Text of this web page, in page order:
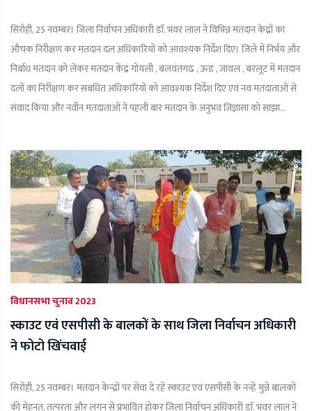
सिरोही, 25 नवम्बर। जिला निर्वाचन अधिकारी डाॅ. भंवर लाल ने विभिन्न मतदान केद्रों का
औचक निरीक्षण कर मतदान दल अधिकारियों को आवश्यक निर्देश दिए। जिले में निर्भय और
निर्बाध मतदान को लेकर मतदान केंद्र गोयली , बलवंतगढ , ऊड , जावल , बरलूट में मतदान
दलों का निरीक्षण कर सबंधित अधिकारियों को आवश्यक निर्देश दिए एवं नव मतदाताओं से
संवाद किया और नवीन मतदाताओं ने पहली बार मतदान के अनुभव जिज्ञासा को साझा...
विधानसभा चुनाव 2023
स्काउट एवं एसपीसी के बालकों के साथ जिला निर्वाचन अधिकारी
ने फोटो खिंचवाई
सिरोही, 25 नवम्बर। मतदान केन्द्रों पर सेवा दे रहें स्काउट एवं एसपीसी के नन्हें मुन्ने बालकों
की मेहनत, तत्परता और लगन से प्रभावित होकर जिला निर्वाचन अधिकारी डाॅ. भंवर लाल ने